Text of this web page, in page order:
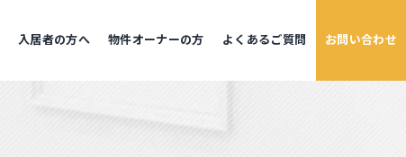
⼊居者の⽅へ 物件オーナーの⽅ よくあるご質問 お問い合わせ